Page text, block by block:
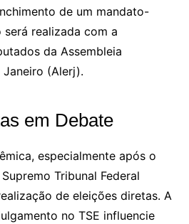
de um mandato-
será realizada com a
da Assembleia
(Alerj).
em Debate
especialmente após o
Tribunal Federal
de eleições diretas. A
no TSE influencie